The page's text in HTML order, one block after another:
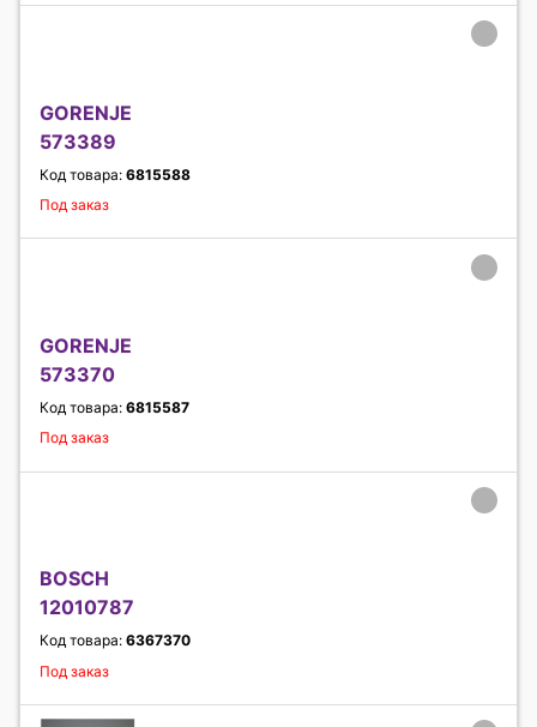
GORENJE
573389
Код товара: 6815588
Под заказ
GORENJE
573370
Код товара: 6815587
Под заказ
BOSCH
12010787
Код товара: 6367370
Под заказ